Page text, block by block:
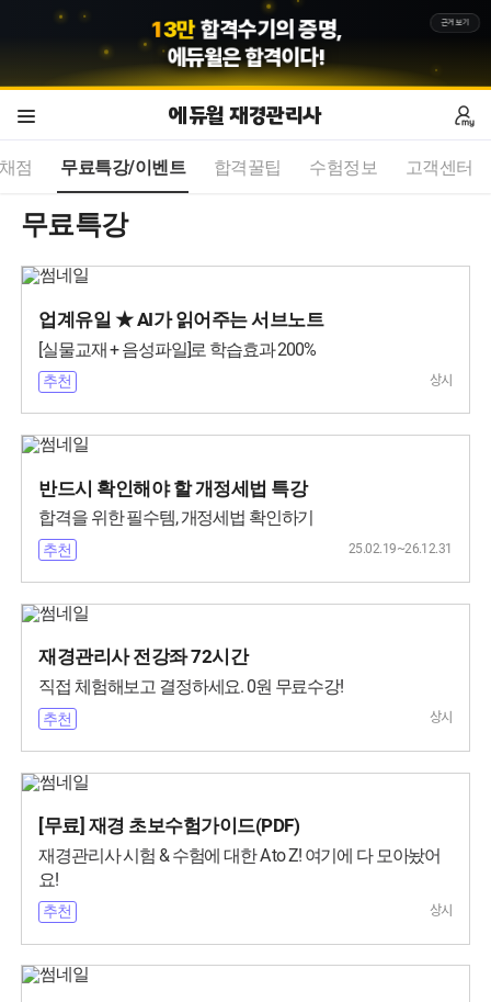
444만 회원의 선택,
에듀윌은 합격이다!
근거보기
에듀윌 재경관리사
점 무료특강/이벤트 합격꿀팁 수험정보 고객센터
무료특강
업계유일 ★ AI가 읽어주는 서브노트
[실물교재 + 음성파일]로 학습효과 200%
추천 상시
반드시 확인해야 할 개정세법 특강
합격을 위한 필수템, 개정세법 확인하기
추천 25.02.19~26.12.31
재경관리사 전강좌 72시간
직접 체험해보고 결정하세요. 0원 무료수강!
추천 상시
[무료] 재경 초보수험가이드(PDF)
재경관리사 시험 & 수험에 대한 A to Z! 여기에 다 모아놨어
요!
추천 상시